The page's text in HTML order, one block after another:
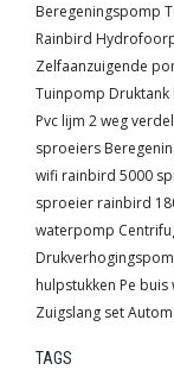
Beregeningspomp
Rainbird
Zelfaanzuigende
Tuinpomp Druktank
Pvc lijm 2 weg
sproeiers
wifi rainbird 5000
sproeier rainbird
waterpomp
hulpstukken Pe
Zuigslang set
TAGS